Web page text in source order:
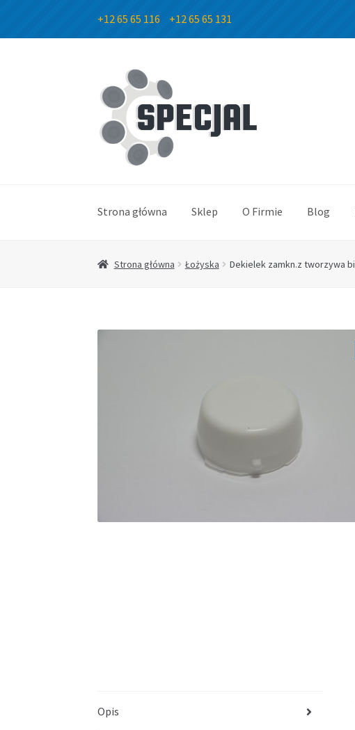
+12 65 65 116 +12 65 65 131
Przejdź
do
nawigacji
Przejdź
do
treści
Strona główna Sklep O Firmie Blog
Strona główna Łożyska Dekielek zamkn.z tworzywa
Opis